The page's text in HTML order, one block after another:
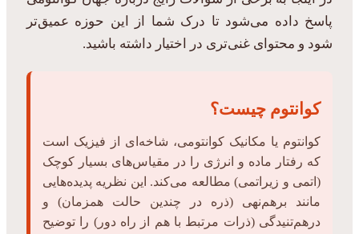
پاسخ داده می‌شود تا درک شما از این حوزه عمیق‌تر
شود و محتوای غنی‌تری در اختیار داشته باشید.
کوانتوم چیست؟
کوانتوم یا مکانیک کوانتومی، شاخه‌ای از فیزیک است
که رفتار ماده و انرژی را در مقیاس‌های بسیار کوچک
(اتمی و زیراتمی) مطالعه می‌کند. این نظریه پدیده‌هایی
مانند برهم‌نهی (ذره در چندین حالت همزمان) و
درهم‌تنیدگی (ذرات مرتبط با هم از راه دور) را توضیح